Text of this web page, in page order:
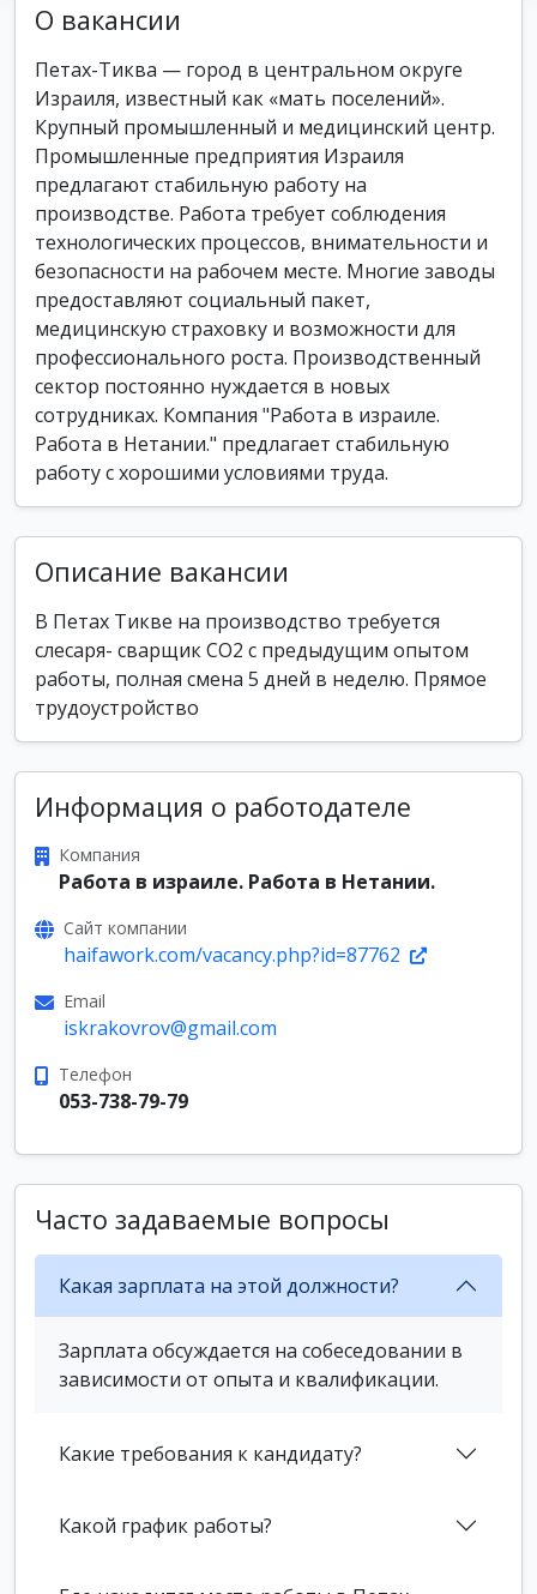
О вакансии
Петах-Тиква — город в центральном округе
Израиля, известный как «мать поселений».
Крупный промышленный и медицинский центр.
Промышленные предприятия Израиля
предлагают стабильную работу на
производстве. Работа требует соблюдения
технологических процессов, внимательности и
безопасности на рабочем месте. Многие заводы
предоставляют социальный пакет,
медицинскую страховку и возможности для
профессионального роста. Производственный
сектор постоянно нуждается в новых
сотрудниках. Компания "Работа в израиле.
Работа в Нетании." предлагает стабильную
работу с хорошими условиями труда.
Описание вакансии
В Петах Тикве на производство требуется
слесаря- сварщик СО2 с предыдущим опытом
работы, полная смена 5 дней в неделю. Прямое
трудоустройство
Информация о работодателе
Компания
Работа в израиле. Работа в Нетании.
Сайт компании
haifawork.com/vacancy.php?id=87762
Email
iskrakovrov@gmail.com
Телефон
053-738-79-79
Часто задаваемые вопросы
Какая зарплата на этой должности?
Зарплата обсуждается на собеседовании в
зависимости от опыта и квалификации.
Какие требования к кандидату?
Какой график работы?